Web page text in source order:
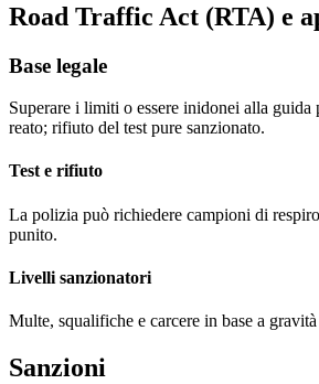
Road Traffic Act (RTA) e
Base legale
Superare i limiti o essere inidonei alla guida
reato; rifiuto del test pure sanzionato.
Test e rifiuto
La polizia può richiedere campioni di
punito.
Livelli sanzionatori
Multe, squalifiche e carcere in base a
Sanzioni